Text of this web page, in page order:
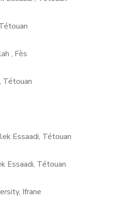
, Fès
Tétouan
Essaadi, Tétouan
Essaadi, Tétouan
Ifrane